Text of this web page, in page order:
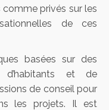
privés sur les
de ces
basées sur des
et de
de conseil pour
les projets. Il est